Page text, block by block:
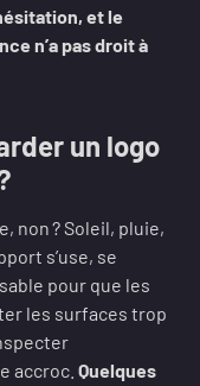
et le
n’a pas droit à
un logo
non ? Soleil, pluie,
s’use, se
pour que les
les surfaces trop
accroc. Quelques